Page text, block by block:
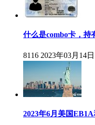
什么是combo卡，持
8116 2023年03月14日
2023年6月美国